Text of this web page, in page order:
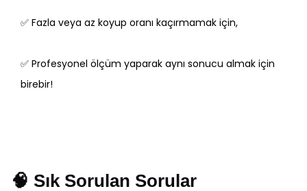
✅ Fazla veya az koyup oranı kaçırmamak için,
✅ Profesyonel ölçüm yaparak aynı sonucu almak için
birebir!
🧠 Sık Sorulan Sorular